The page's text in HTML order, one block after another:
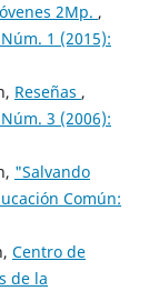
2Mp. ,
1 (2015):
Reseñas ,
3 (2006):
"Salvando
Común:
Centro de
de la